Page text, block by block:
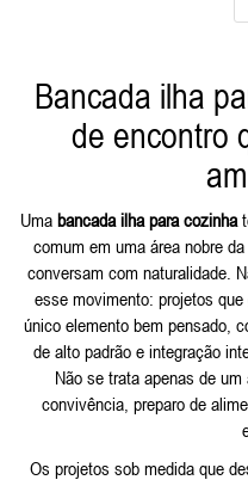
Bancada ilha
de encontro
Uma bancada ilha para cozinha
comum em uma área nobre
conversam com naturalidade.
esse movimento: projetos
único elemento bem pensado,
de alto padrão e integração
Não se trata apenas de
convivência, preparo de
Os projetos sob medida que